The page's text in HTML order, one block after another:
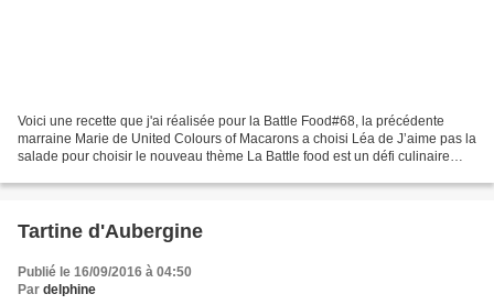
Voici une recette que j'ai réalisée pour la Battle Food#68, la précédente
marraine Marie de United Colours of Macarons a choisi Léa de J’aime pas la
salade pour choisir le nouveau thème La Battle food est un défi culinaire
Tartine d'Aubergine
Publié le 16/09/2016 à 04:50
Par delphine